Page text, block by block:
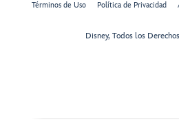
Términos de Uso Política de Privacidad
Disney, Todos los